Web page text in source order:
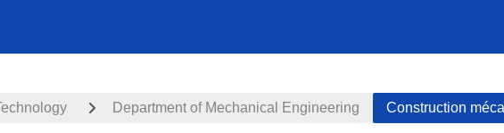
Department of Mechanical Engineering Construction